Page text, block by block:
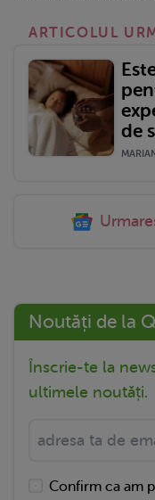
ARTICOLUL
de
Noutăți de la
Înscrie-te la
ultimele noutăți.
Confirm ca am